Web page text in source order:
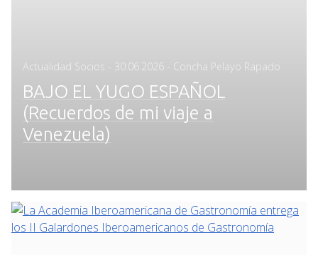
Actualidad Socios - Posted
30.06.2026 - Concha Pelayo Rapado
BAJO EL YUGO ESPAÑOL
(Recuerdos de mi viaje a
Venezuela)